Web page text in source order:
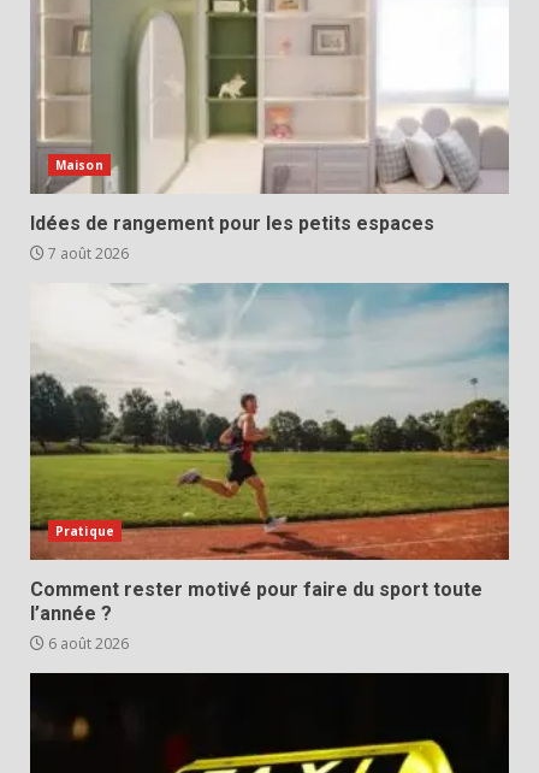
Maison
Idées de rangement pour les petits espaces
7 août 2026
Pratique
Comment rester motivé pour faire du sport toute
l’année ?
6 août 2026